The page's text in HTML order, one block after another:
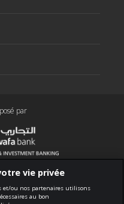
par
vie privée
et/ou nos partenaires utilisons
au bon